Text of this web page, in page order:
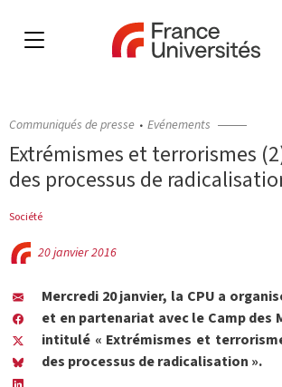
Communiqués de presse Evénements
Extrémismes et terrorismes
des processus de
Société
20 janvier 2016
Mercredi 20 janvier, la CPU a
et en partenariat avec le Camp des
intitulé « Extrémismes et
des processus de radicalisation ».